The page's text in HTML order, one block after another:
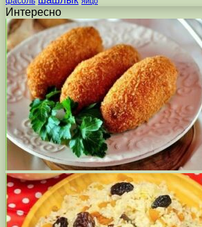
Интересно